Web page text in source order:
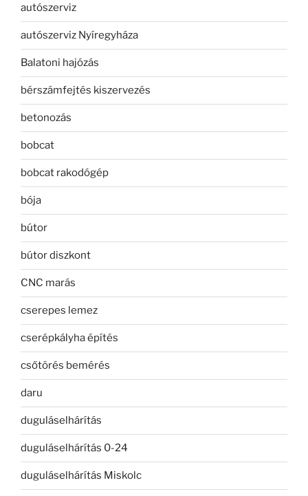
autószerviz
autószerviz Nyíregyháza
Balatoni hajózás
bérszámfejtés kiszervezés
betonozás
bobcat
bobcat rakodógép
bója
bútor
bútor diszkont
CNC marás
cserepes lemez
cserépkályha építés
csőtörés bemérés
daru
duguláselhárítás
duguláselhárítás 0-24
duguláselhárítás Miskolc